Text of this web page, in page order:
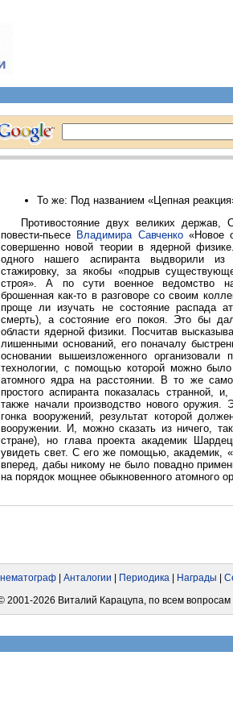
То же: Под названием «Цепная
Противостояние двух великих
повести-пьесе Владимира Савченко«Новое
совершенно новой теории в ядерной
одного нашего аспиранта выдворили
стажировку, за якобы «подрыв
строя». А по сути военное ведомство
брошенная как-то в разговоре со своим
проще ли изучать не состояние распада
смерть), а состояние его покоя. Это бы
области ядерной физики. Посчитав
лишенными оснований, его поначалу
основании вышеизложенного организовали
технологии, с помощью которой можно
атомного ядра на расстоянии. В то же
простого аспиранта показалась странной,
также начали производство нового
гонка вооружений, результат которой
вооружении. И, можно сказать из ничего,
стране), но глава проекта академик
увидеть свет. С его же помощью, академик,
вперед, дабы никому не было повадно
на порядок мощнее обыкновенного атомного